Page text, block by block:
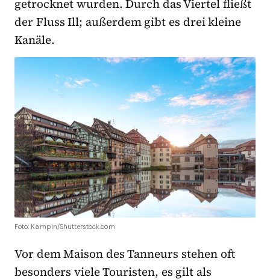
getrocknet wurden. Durch das Viertel fließt
der Fluss Ill; außerdem gibt es drei kleine
Kanäle.
Foto: Kampin/Shutterstock.com
Vor dem Maison des Tanneurs stehen oft
besonders viele Touristen, es gilt als